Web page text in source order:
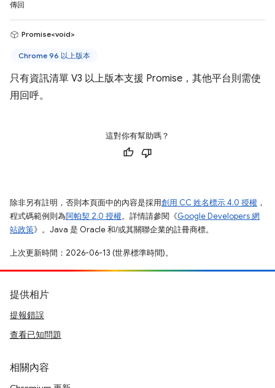
傳回
Promise<void>
Chrome 96 以上版本
只有資訊清單 V3 以上版本支援 Promise，其他平台則需使
用回呼。
這對你有幫助嗎？
除非另有註明，否則本頁面中的內容是採用創用 CC 姓名標示 4.0 授權 ，
程式碼範例則為阿帕契 2.0 授權。詳情請參閱《Google Developers 網
站政策》。Java 是 Oracle 和/或其關聯企業的註冊商標。
上次更新時間：2026-06-13 (世界標準時間)。
提供相片
提報錯誤
查看已知問題
相關內容